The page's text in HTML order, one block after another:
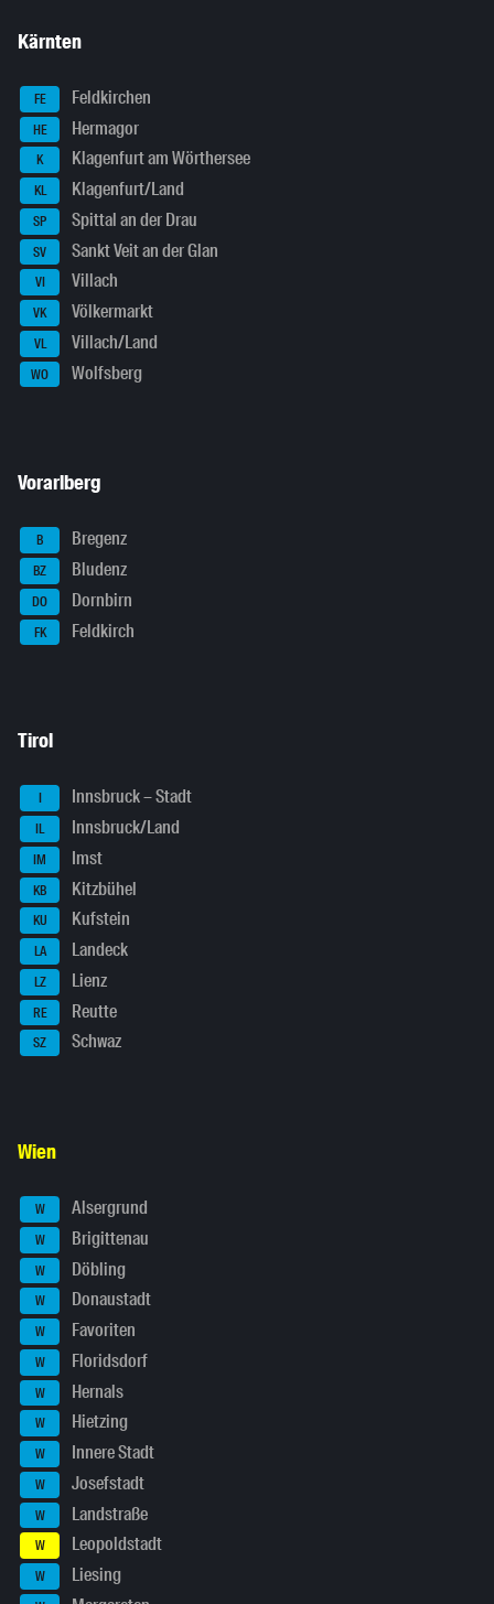
Kärnten
FE Feldkirchen
HE Hermagor
K Klagenfurt am Wörthersee
KL Klagenfurt/Land
SP Spittal an der Drau
SV Sankt Veit an der Glan
VI Villach
VK Völkermarkt
VL Villach/Land
WO Wolfsberg
Vorarlberg
B Bregenz
BZ Bludenz
DO Dornbirn
FK Feldkirch
Tirol
I Innsbruck – Stadt
IL Innsbruck/Land
IM Imst
KB Kitzbühel
KU Kufstein
LA Landeck
LZ Lienz
RE Reutte
SZ Schwaz
Wien
W Alsergrund
W Brigittenau
W Döbling
W Donaustadt
W Favoriten
W Floridsdorf
W Hernals
W Hietzing
W Innere Stadt
W Josefstadt
W Landstraße
W Leopoldstadt
W Liesing